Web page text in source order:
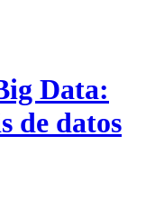
Data:
de datos